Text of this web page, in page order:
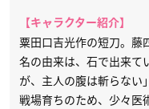
【キャラクター紹介】
粟田口吉光作の短刀。藤
名の由来は、石で出来て
が、主人の腹は斬らない
戦場育ちのため、少々医